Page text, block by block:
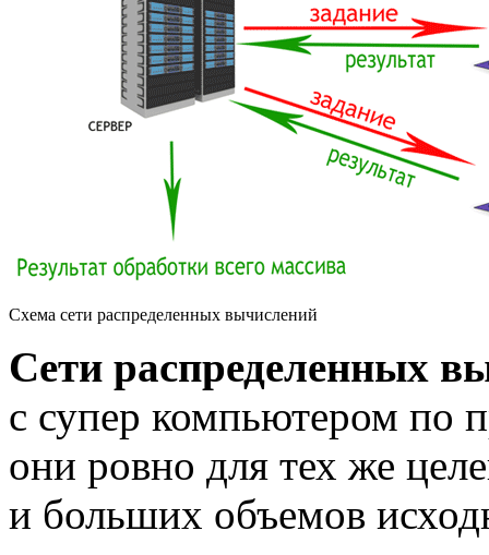
Схема сети распределенных вычислений
Сети распределенных
с супер компьютером по
они ровно для тех же
и больших объемов